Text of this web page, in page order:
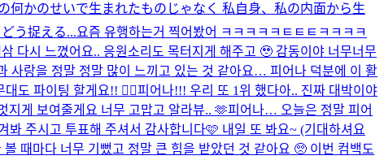
かのせいで生まれたものじゃなく 私自身、私の内面から生
う捉える...요즘 유행하는거 찍어봤어 ㅋㅋㅋㅋㅋㅌㅌㅌㅋㅋㅋㅋ
다시 느꼈어요.. 응원소리도 목터지게 해주고 🥹 감동이야 너무너무
사랑을 정말 정말 많이 느끼고 있는 것 같아요… 피어나 덕분에 이 활
도 파이팅 할게요!! ❤️‍🔥피어나!!! 우리 또 1위 했다아.. 진짜 대박이야
지게 보여줄게요 너무 고맙고 알라뷰.. 🫶피어나… 오늘은 정말 피어
주시고 투표해 주셔서 감사합니다🩷 내일 또 봐요~ (기대하셔요
때마다 너무 기뻤고 정말 큰 힘을 받았던 것 같아요 🥺 이번 컴백도